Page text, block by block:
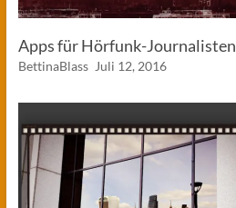
Apps für Hörfunk-Journalisten
BettinaBlass Juli 12, 2016